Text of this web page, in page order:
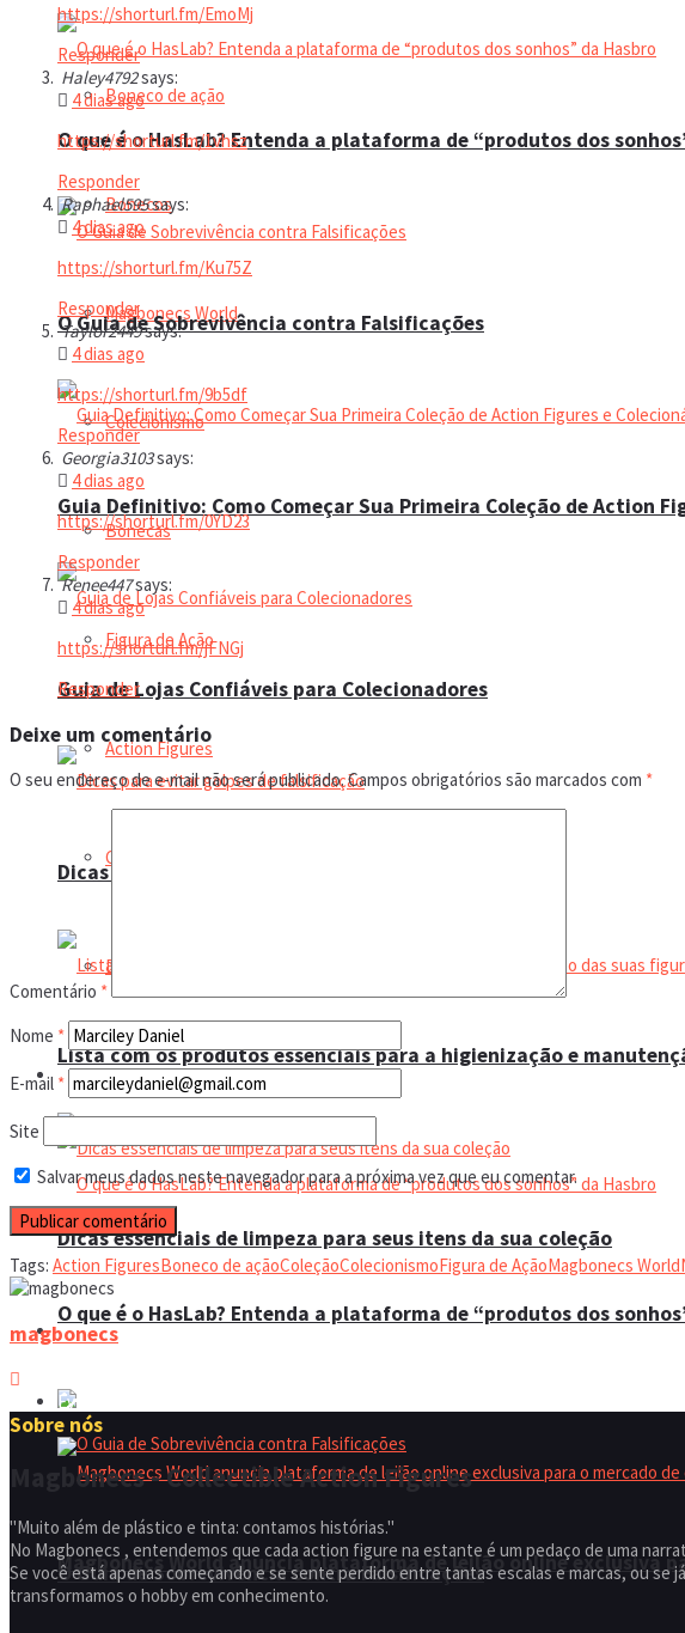
Boneco de ação
Bonecos
Magbonecs World
Colecionismo
Bonecas
Figura de Ação
Action Figures
Coleção
Dolls
Manual do colecionador
O que é o HasLab? Entenda a plataforma de “produtos dos
O Guia de Sobrevivência contra Falsificações
O que é o HasLab? Entenda a plataforma de “produtos dos
O Guia de Sobrevivência contra Falsificações
Guia Definitivo: Como Começar Sua Primeira Coleção de Action
Guia de Lojas Confiáveis para Colecionadores
Dicas para evitar golpes de falsificação
Lista com os produtos essenciais para a higienização e
Dicas essenciais de limpeza para seus itens da sua coleção
Espaço do colecionador
Eventos
Magbonecs World anuncia plataforma de leilão online exclusiva
https://shorturl.fm/EmoMj
Responder
Haley4792says:
4 dias ago
https://shorturl.fm/1vhsz
Responder
Raphael595says:
4 dias ago
https://shorturl.fm/Ku75Z
Responder
Taylor2449says:
4 dias ago
https://shorturl.fm/9b5df
Responder
Georgia3103says:
4 dias ago
https://shorturl.fm/0YD23
Responder
Renee447says:
4 dias ago
https://shorturl.fm/jFNGj
Responder
Deixe um comentário
O seu endereço de e-mail não será publicado.Campos obrigatórios são marcados com *
Comentário *
Nome *
E-mail *
Site
Salvar meus dados neste navegador para a próxima vez que eu comentar.
Tags: Action FiguresBoneco de açãoColeçãoColecionismoFigura de AçãoMagbonecs World
magbonecs
Sobre nós
Magbonecs - Collectible Action Figures
"Muito além de plástico e tinta: contamos histórias."
No Magbonecs , entendemos que cada action figure na estante é um pedaço de uma
Se você está apenas começando e se sente perdido entre tantas escalas e marcas, ou
transformamos o hobby em conhecimento.